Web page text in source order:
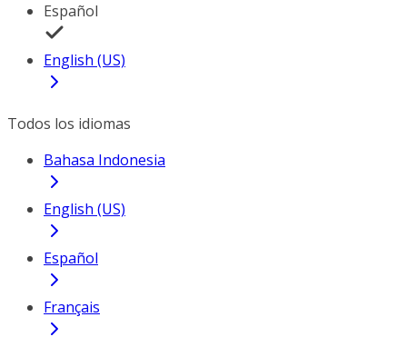
Español
English (US)
Todos los idiomas
Bahasa Indonesia
English (US)
Español
Français